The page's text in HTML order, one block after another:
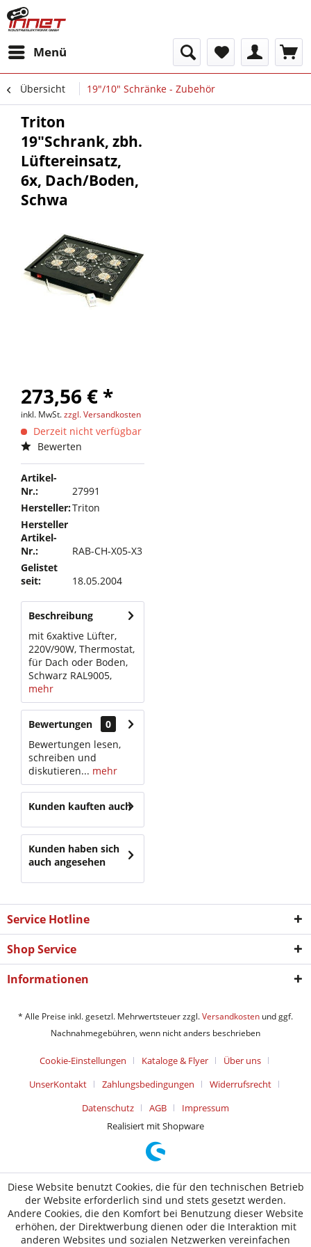
Menü
Übersicht 19"/10" Schränke - Zubehör
Triton
19"Schrank, zbh.
Lüftereinsatz,
6x, Dach/Boden,
Schwa
273,56 € *
inkl. MwSt.zzgl. Versandkosten
Derzeit nicht verfügbar
Bewerten
Artikel-
Nr.:
27991
Hersteller:Triton
Hersteller
Artikel-
Nr.:
RAB-CH-X05-X3
Gelistet
seit:
18.05.2004
Beschreibung
mit 6xaktive Lüfter,
220V/90W, Thermostat,
für Dach oder Boden,
Schwarz RAL9005,
mehr
Bewertungen
0
Bewertungen lesen,
schreiben und
diskutieren... mehr
Kunden kauften auch
Kunden haben sich
auch angesehen
Service Hotline
Shop Service
Informationen
* Alle Preise inkl. gesetzl. Mehrwertsteuer zzgl.Versandkosten und ggf.
Nachnahmegebühren, wenn nicht anders beschrieben
Cookie-Einstellungen Kataloge & Flyer
Über uns
UnserKontakt
Zahlungsbedingungen
Widerrufsrecht
Datenschutz
AGB
Impressum
Realisiert mit Shopware
Diese Website benutzt Cookies, die für den technischen Betrieb
der Website erforderlich sind und stets gesetzt werden.
Andere Cookies, die den Komfort bei Benutzung dieser Website
erhöhen, der Direktwerbung dienen oder die Interaktion mit
anderen Websites und sozialen Netzwerken vereinfachen